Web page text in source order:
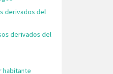
derivados del
derivados del
habitante